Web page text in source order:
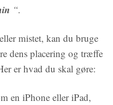
“.
mistet, kan du bruge
dens placering og træffe
er hvad du skal gøre:
en iPhone eller iPad,